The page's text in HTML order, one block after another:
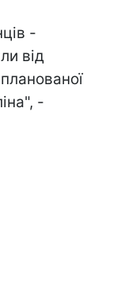
-
від
-